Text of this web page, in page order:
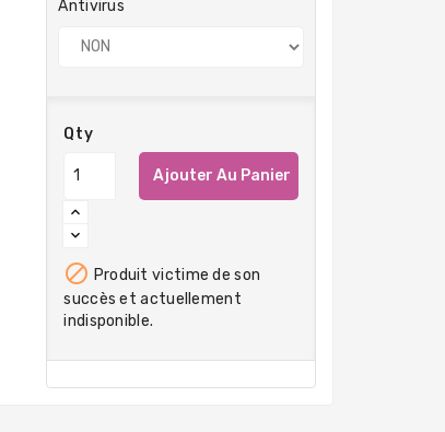
Antivirus
Qty
Ajouter Au Panier
 Produit victime de son
succès et actuellement
indisponible.